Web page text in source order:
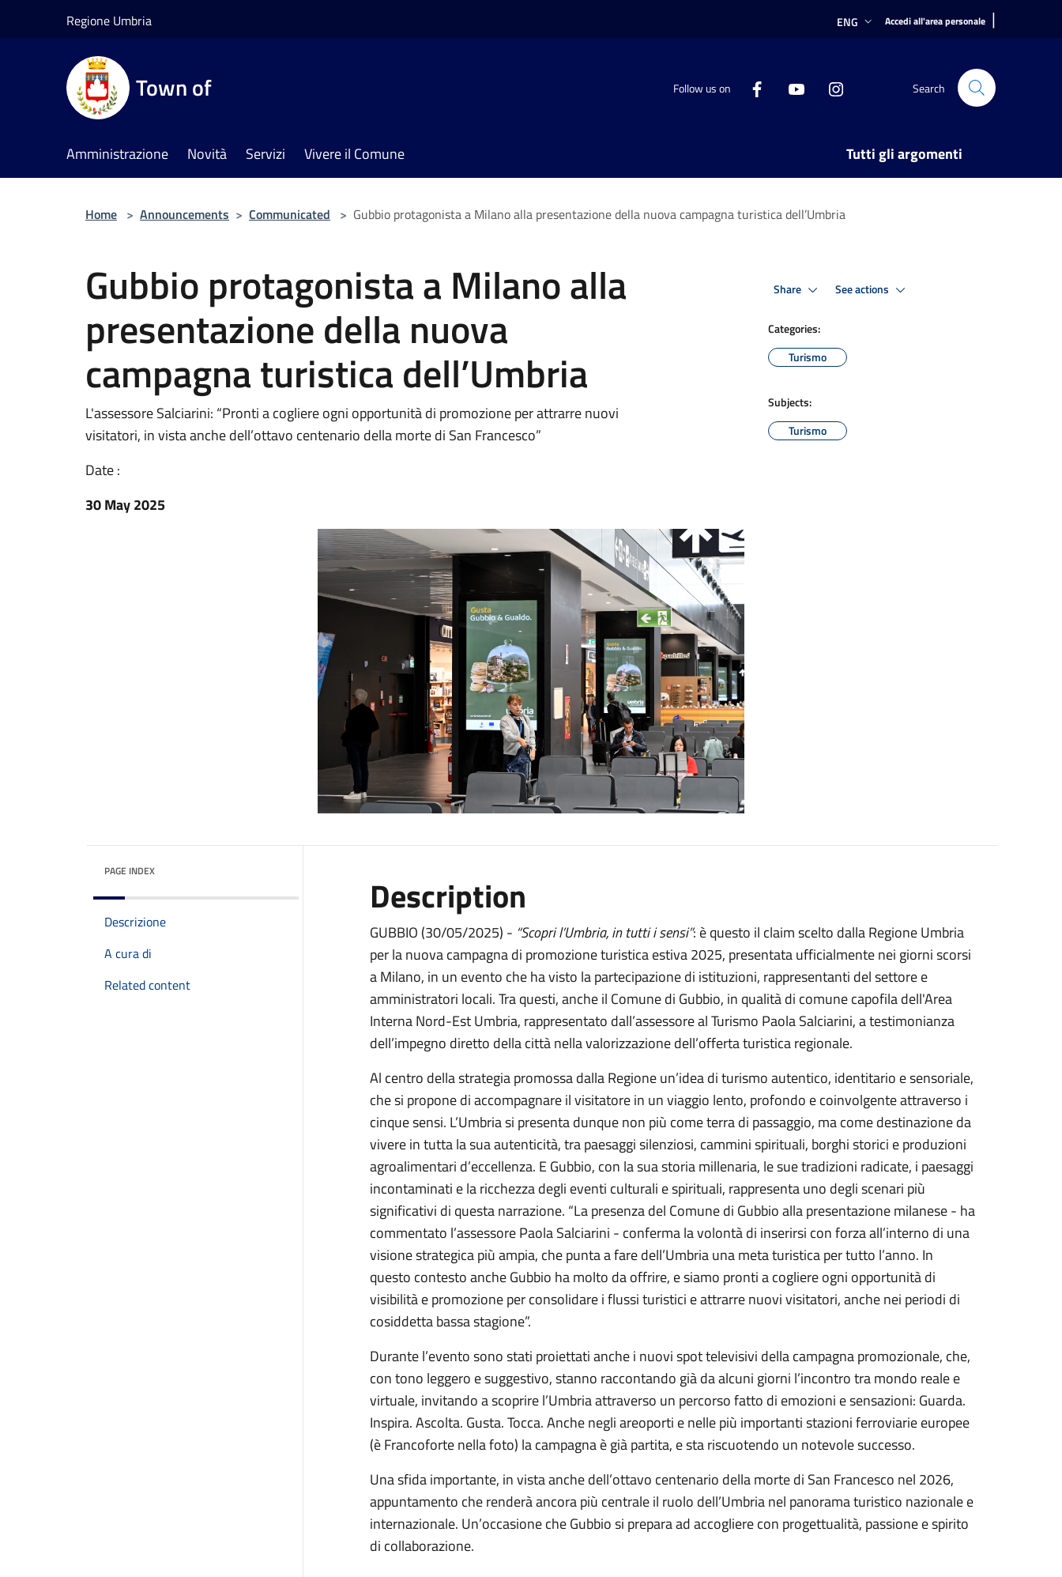
Regione Umbria ENG Accedi all'area personale |
Town of Follow us on Search
Amministrazione Novità Servizi Vivere il Comune Tutti gli argomenti
Home > Announcements > Communicated > Gubbio protagonista a Milano alla presentazione della nuova campagna turistica dell’Umbria
Gubbio protagonista a Milano alla
presentazione della nuova
campagna turistica dell’Umbria
L'assessore Salciarini: “Pronti a cogliere ogni opportunità di promozione per attrarre nuovi
visitatori, in vista anche dell’ottavo centenario della morte di San Francesco”
Date :
30 May 2025
Share See actions
Categories:
Turismo
Subjects:
Turismo
PAGE INDEX
Descrizione
A cura di
Related content
Description
GUBBIO (30/05/2025) - “Scopri l’Umbria, in tutti i sensi”: è questo il claim scelto dalla Regione Umbria
per la nuova campagna di promozione turistica estiva 2025, presentata ufficialmente nei giorni scorsi
a Milano, in un evento che ha visto la partecipazione di istituzioni, rappresentanti del settore e
amministratori locali. Tra questi, anche il Comune di Gubbio, in qualità di comune capofila dell'Area
Interna Nord-Est Umbria, rappresentato dall’assessore al Turismo Paola Salciarini, a testimonianza
dell’impegno diretto della città nella valorizzazione dell’offerta turistica regionale.
Al centro della strategia promossa dalla Regione un’idea di turismo autentico, identitario e sensoriale,
che si propone di accompagnare il visitatore in un viaggio lento, profondo e coinvolgente attraverso i
cinque sensi. L’Umbria si presenta dunque non più come terra di passaggio, ma come destinazione da
vivere in tutta la sua autenticità, tra paesaggi silenziosi, cammini spirituali, borghi storici e produzioni
agroalimentari d’eccellenza. E Gubbio, con la sua storia millenaria, le sue tradizioni radicate, i paesaggi
incontaminati e la ricchezza degli eventi culturali e spirituali, rappresenta uno degli scenari più
significativi di questa narrazione. “La presenza del Comune di Gubbio alla presentazione milanese - ha
commentato l’assessore Paola Salciarini - conferma la volontà di inserirsi con forza all’interno di una
visione strategica più ampia, che punta a fare dell’Umbria una meta turistica per tutto l’anno. In
questo contesto anche Gubbio ha molto da offrire, e siamo pronti a cogliere ogni opportunità di
visibilità e promozione per consolidare i flussi turistici e attrarre nuovi visitatori, anche nei periodi di
cosiddetta bassa stagione”.
Durante l’evento sono stati proiettati anche i nuovi spot televisivi della campagna promozionale, che,
con tono leggero e suggestivo, stanno raccontando già da alcuni giorni l’incontro tra mondo reale e
virtuale, invitando a scoprire l’Umbria attraverso un percorso fatto di emozioni e sensazioni: Guarda.
Inspira. Ascolta. Gusta. Tocca. Anche negli areoporti e nelle più importanti stazioni ferroviarie europee
(è Francoforte nella foto) la campagna è già partita, e sta riscuotendo un notevole successo.
Una sfida importante, in vista anche dell’ottavo centenario della morte di San Francesco nel 2026,
appuntamento che renderà ancora più centrale il ruolo dell’Umbria nel panorama turistico nazionale e
internazionale. Un’occasione che Gubbio si prepara ad accogliere con progettualità, passione e spirito
di collaborazione.